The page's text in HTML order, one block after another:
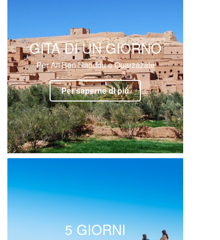
GITA DI UN GIORNO
Per Ait Ben Haddou e Ouarzazate
Per saperne di più
5 GIORNI